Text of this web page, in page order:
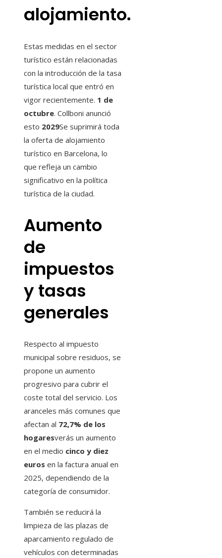
alojamiento.
Estas medidas en el sector
turístico están relacionadas
con la introducción de la tasa
turística local que entró en
vigor recientemente. 1 de
octubre. Collboni anunció
esto 2029Se suprimirá toda
la oferta de alojamiento
turístico en Barcelona, ​​lo
que refleja un cambio
significativo en la política
turística de la ciudad.
Aumento
de
impuestos
y tasas
generales
Respecto al impuesto
municipal sobre residuos, se
propone un aumento
progresivo para cubrir el
coste total del servicio. Los
aranceles más comunes que
afectan al 72,7% de los
hogaresverás un aumento
en el medio cinco y diez
euros en la factura anual en
2025, dependiendo de la
categoría de consumidor.
También se reducirá la
limpieza de las plazas de
aparcamiento regulado de
vehículos con determinadas